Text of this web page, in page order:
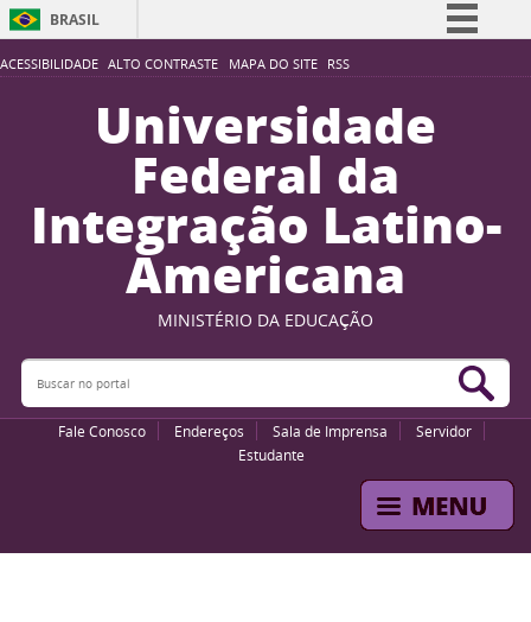
ACESSIBILIDADE ALTO CONTRASTE MAPA DO SITE RSS
BRASIL
Simplifique!
Participe
Acesso à informação
Legislação
Canais
Universidade
Federal da
Integração Latino-
Americana
MINISTÉRIO DA EDUCAÇÃO
Buscar no portal
Fale Conosco Endereços Sala de Imprensa
Servidor
Estudante